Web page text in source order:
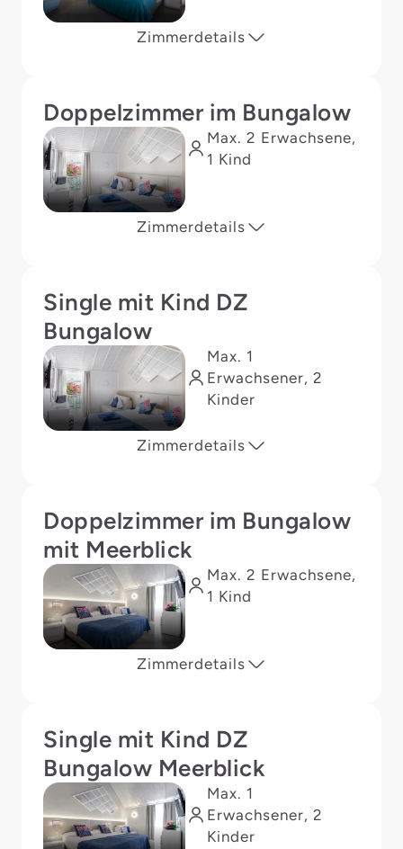
Zimmerdetails
Doppelzimmer im Bungalow
Max. 2 Erwachsene,
1 Kind
Zimmerdetails
Single mit Kind DZ
Bungalow
Max. 1
Erwachsener, 2
Kinder
Zimmerdetails
Doppelzimmer im Bungalow
mit Meerblick
Max. 2 Erwachsene,
1 Kind
Zimmerdetails
Single mit Kind DZ
Bungalow Meerblick
Max. 1
Erwachsener, 2
Kinder